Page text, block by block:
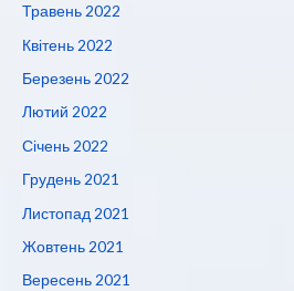
Травень 2022
Квітень 2022
Березень 2022
Лютий 2022
Січень 2022
Грудень 2021
Листопад 2021
Жовтень 2021
Вересень 2021